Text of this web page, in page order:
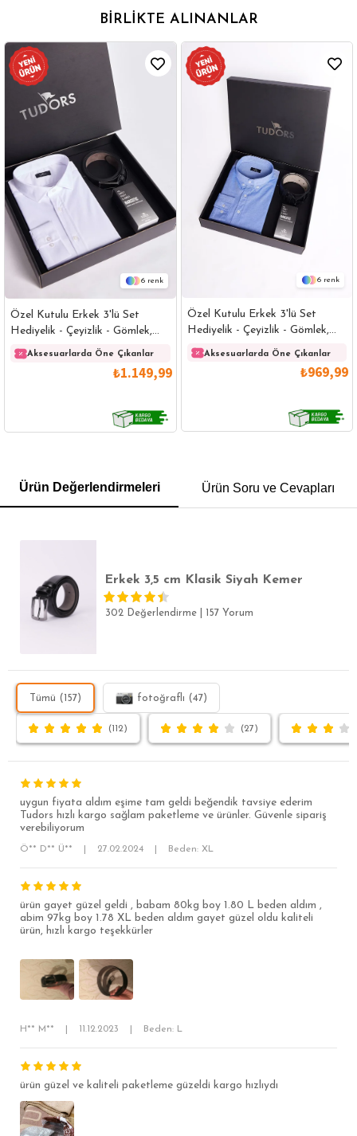
BIRLIKTE ALINANLAR
6
Özel Kutulu Erkek 3'lü Set
Hediyelik - Çeyizlik - Gömlek,
Parfüm Ve Kemer Seti
Aksesuarlarda Öne Çıkanlar
₺1.149,99
6
Özel Kutulu Erkek 3'lü Set
Hediyelik - Çeyizlik - Gömlek,
Parfüm Ve Kemer Seti
Aksesuarlarda Öne Çıkanlar
₺969,99
POLO YAKA T-SHIRT KEMER BOXER
SÜPER SLİM FİT
BÜYÜK BEDEN
Ürün Değerlendirmeleri Ürün Soru ve Cevapları
Erkek 3,5 cm Klasik Siyah Kemer
302 Değerlendirme 157 Yorum
Tümü (157) fotoğraflı (47)
(112) (27)
uygun fiyata aldım eşime tam geldi beğendik tavsiye ederim
Tudors hızlı kargo sağlam paketleme ve ürünler. Güvenle sipariş
verebiliyorum
Ö** D** Ü** 27.02.2024 Beden: XL
ürün gayet güzel geldi , babam 80kg boy 1.80 L beden aldım ,
abim 97kg boy 1.78 XL beden aldım gayet güzel oldu kaliteli
ürün, hızlı kargo teşekkürler
H** M** 11.12.2023 Beden: L
ürün güzel ve kaliteli paketleme güzeldi kargo hızlıydı